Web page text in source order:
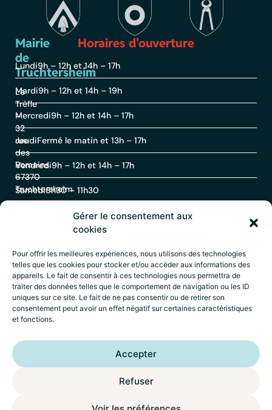
Gérer le consentement aux
cookies
Pour offrir les meilleures expériences, nous utilisons des technologies
telles que les cookies pour stocker et/ou accéder aux informations des
appareils. Le fait de consentir à ces technologies nous permettra de
traiter des données telles que le comportement de navigation ou les ID
uniques sur ce site. Le fait de ne pas consentir ou de retirer son
consentement peut avoir un effet négatif sur certaines caractéristiques
et fonctions.
Accepter
Refuser
Mairie
de
Truchtersheim
Le
Trèfle
–
32
rue
des
Romains
67370
Truchtersheim
Contact
03
88
69
60
30
Horaires d'ouverture
Lundi9h – 12h et 14h – 17h
Mardi9h – 12h et 14h – 19h
Mercredi9h – 12h et 14h – 17h
JeudiFermé le matin et 13h – 17h
Vendredi9h – 12h et 14h – 17h
Samedi8h30 – 11h30
Mentions légales
Déclaration d’accessibilité
CréditsWik* Factory